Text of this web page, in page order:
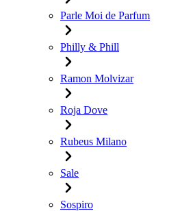
Parle Moi de Parfum
Philly & Phill
Ramon Molvizar
Roja Dove
Rubeus Milano
Sale
Sospiro